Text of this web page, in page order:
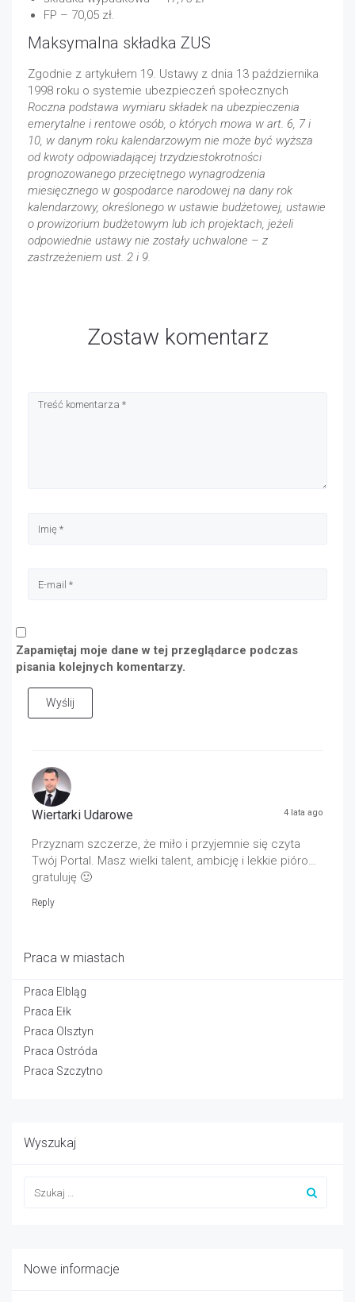
FP – 70,05 zł.
Maksymalna składka ZUS
Zgodnie z artykułem 19. Ustawy z dnia 13 października
1998 roku o systemie ubezpieczeń społecznych
Roczna podstawa wymiaru składek na ubezpieczenia
emerytalne i rentowe osób, o których mowa w art. 6, 7 i
10, w danym roku kalendarzowym nie może być wyższa
od kwoty odpowiadającej trzydziestokrotności
prognozowanego przeciętnego wynagrodzenia
miesięcznego w gospodarce narodowej na dany rok
kalendarzowy, określonego w ustawie budżetowej, ustawie
o prowizorium budżetowym lub ich projektach, jeżeli
odpowiednie ustawy nie zostały uchwalone – z
zastrzeżeniem ust. 2 i 9.
Zostaw komentarz
Zapamiętaj moje dane w tej przeglądarce podczas
pisania kolejnych komentarzy.
Wyślij
Wiertarki Udarowe 4 lata ago
Przyznam szczerze, że miło i przyjemnie się czyta
Twój Portal. Masz wielki talent, ambicję i lekkie pióro…
gratuluję 🙂
Reply
Praca w miastach
Praca Elbląg
Praca Ełk
Praca Olsztyn
Praca Ostróda
Praca Szczytno
Wyszukaj
Nowe informacje